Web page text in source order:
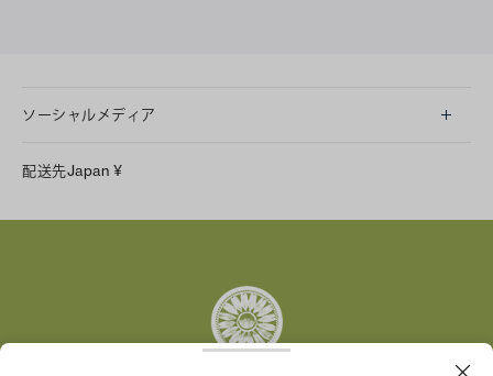
ソーシャルメディア
Facebook
配送先Japan ¥